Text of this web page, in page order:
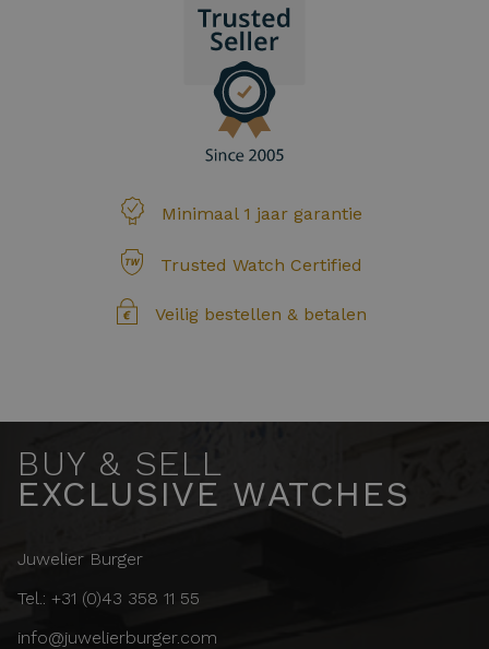
Minimaal 1 jaar garantie
Trusted Watch Certified
Veilig bestellen & betalen
BUY & SELL
EXCLUSIVE WATCHES
Juwelier Burger
Tel.: +31 (0)43 358 11 55
info@juwelierburger.com